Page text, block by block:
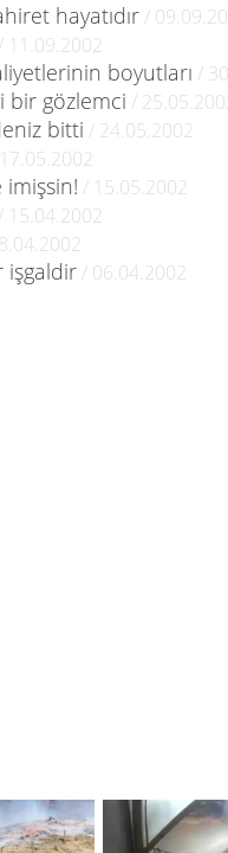
hayatıdır /
/ 11.09.2002
boyutları /
bir gözlemci /
bitti / 24.05.2002
imişsin! / 15.05.2002
/ 15.04.2002
işgaldir / 06.04.2002